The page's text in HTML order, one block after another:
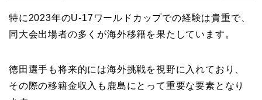
特に2023年のU-17ワールドカップでの経験は貴重で、
同大会出場者の多くが海外移籍を果たしています。
徳田選手も将来的には海外挑戦を視野に入れており、
その際の移籍金収入も鹿島にとって重要な要素となり